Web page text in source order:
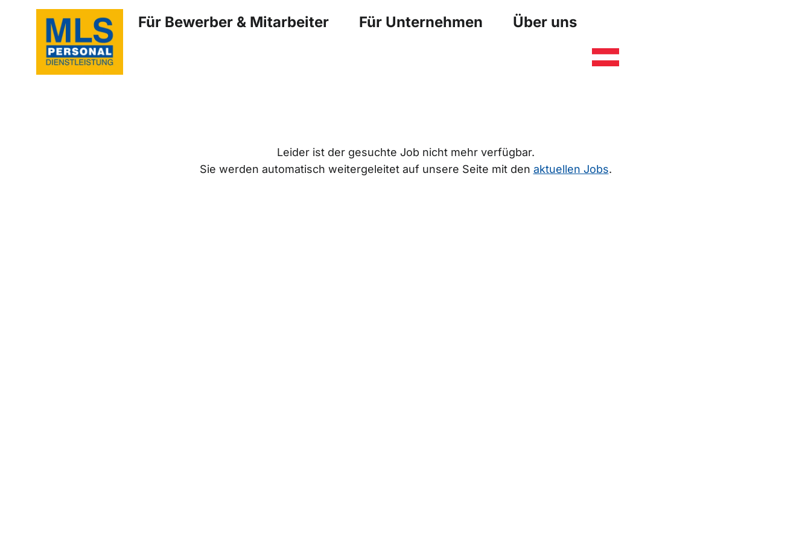
Für Bewerber & Mitarbeiter Für Unternehmen Über uns
Leider ist der gesuchte Job nicht mehr verfügbar.
Sie werden automatisch weitergeleitet auf unsere Seite mit den aktuellen Jobs.